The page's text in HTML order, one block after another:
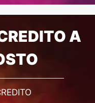
A